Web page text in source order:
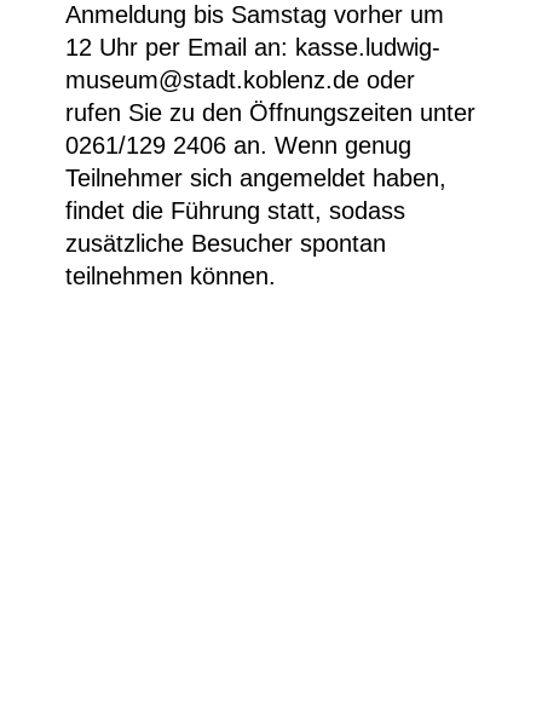
Anmeldung bis Samstag vorher um
12 Uhr per Email an: kasse.ludwig-
museum@stadt.koblenz.de oder
rufen Sie zu den Öffnungszeiten unter
0261/129 2406 an. Wenn genug
Teilnehmer sich angemeldet haben,
findet die Führung statt, sodass
zusätzliche Besucher spontan
teilnehmen können.